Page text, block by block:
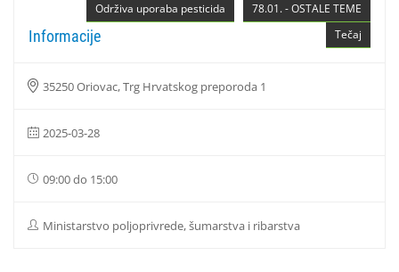
78.01. - OSTALE TEME
Održiva uporaba pesticida
Tečaj
Informacije
35250 Oriovac, Trg Hrvatskog preporoda 1
2025-03-28
09:00 do 15:00
Ministarstvo poljoprivrede, šumarstva i ribarstva